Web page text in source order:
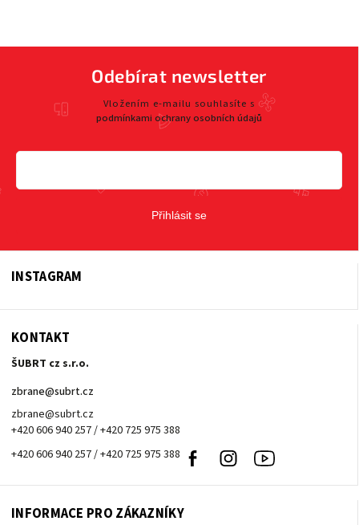
Odebírat newsletter
Vložením e-mailu souhlasíte s
podmínkami ochrany osobních údajů
Přihlásit se
INSTAGRAM
KONTAKT
ŠUBRT cz s.r.o.
zbrane@subrt.cz
zbrane@subrt.cz
+420 606 940 257 / +420 725 975 388
+420 606 940 257 / +420 725 975 388
Facebook Instagram
INFORMACE PRO ZÁKAZNÍKY